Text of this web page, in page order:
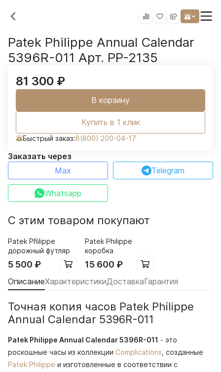
Patek Philippe Annual Calendar
5396R-011 Арт. PP-2135
81 300 ₽
В корзину
Купить в 1 клик
Быстрый заказ:8(800) 200-04-17
Заказать через
Max
Telegram
Whatsapp
С этим товаром покупают
Patek Philippe
дорожный футляр
5 500 ₽
Patek Philippe
коробка
15 600 ₽
ОписаниеХарактеристикиДоставкаГарантия
Точная копия часов Patek Philippe
Annual Calendar 5396R-011
Patek Philippe Annual Calendar 5396R-011 - это
роскошные часы из коллекции Complications , созданные
Patek Philippe и изготовленные в соответствии с